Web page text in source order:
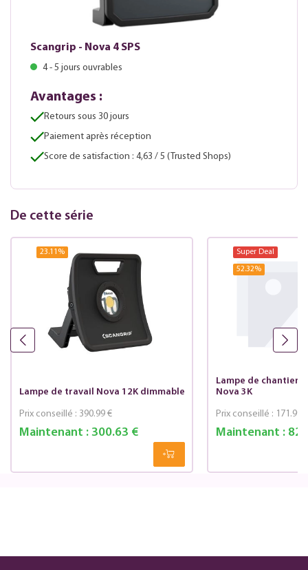
Scangrip - Nova 4 SPS
4 - 5 jours ouvrables
Avantages :
Retours sous 30 jours
Paiement après réception
Score de satisfaction : 4,63 / 5 (Trusted Shops)
De cette série
23.11 %
Lampe de travail Nova 12K dimmable
Maintenant :300.63 €
Prix conseillé : 390.99 €
Super Deal
52.32%
Lampe de chantier
Nova 3K
Maintenant :
Prix conseillé : 171.99 €